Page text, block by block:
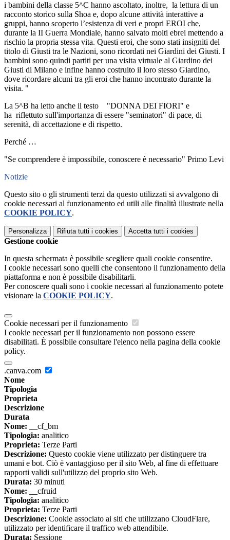
i bambini della classe 5^C hanno ascoltato, inoltre, la lettura di un
racconto storico sulla Shoa e, dopo alcune attività interattive a
gruppi, hanno scoperto l’esistenza di veri e propri EROI che,
durante la II Guerra Mondiale, hanno salvato molti ebrei mettendo a
rischio la propria stessa vita. Questi eroi, che sono stati insigniti del
titolo di Giusti tra le Nazioni, sono ricordati nei Giardini dei Giusti. I
bambini sono quindi partiti per una visita virtuale al Giardino dei
Giusti di Milano e infine hanno costruito il loro stesso Giardino,
dove ricordare alcuni tra gli eroi che hanno incontrato durante la
visita. "
La 5^B ha letto anche il testo "DONNA DEI FIORI" e
ha riflettuto sull'importanza di essere "seminatori" di pace, di
serenità, di accettazione e di rispetto.
Perché …
"Se comprendere è impossibile, conoscere è necessario" Primo Levi
Notizie
Questo sito o gli strumenti terzi da questo utilizzati si avvalgono di
cookie necessari al funzionamento ed utili alle finalità illustrate nella
COOKIE POLICY.
Personalizza Rifiuta tutti i cookies Accetta tutti i cookies
Gestione cookie
In questa schermata è possibile scegliere quali cookie consentire.
I cookie necessari sono quelli che consentono il funzionamento della
piattaforma e non è possibile disabilitarli.
Per conoscere quali sono i cookie necessari al funzionamento potete
visionare la COOKIE POLICY.
Cookie necessari per il funzionamento
I cookie necessari per il funzionamento non possono essere
disabilitati. È possibile consultare l'elenco nella pagina della cookie
policy.
.canva.com
Nome
Tipologia
Proprieta
Descrizione
Durata
Nome: __cf_bm
Tipologia: analitico
Proprieta: Terze Parti
Descrizione: Questo cookie viene utilizzato per distinguere tra
umani e bot. Ciò è vantaggioso per il sito Web, al fine di effettuare
rapporti validi sull'utilizzo del proprio sito Web.
Durata: 30 minuti
Nome: __cfruid
Tipologia: analitico
Proprieta: Terze Parti
Descrizione: Cookie associato ai siti che utilizzano CloudFlare,
utilizzato per identificare il traffico web attendibile.
Durata: Sessione